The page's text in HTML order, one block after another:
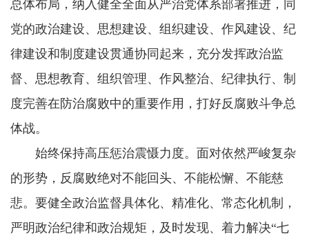
总体布局，纳入健全全面从严治党体系部署推进，同
党的政治建设、思想建设、组织建设、作风建设、纪
律建设和制度建设贯通协同起来，充分发挥政治监
督、思想教育、组织管理、作风整治、纪律执行、制
度完善在防治腐败中的重要作用，打好反腐败斗争总
体战。
始终保持高压惩治震慑力度。面对依然严峻复杂
的形势，反腐败绝对不能回头、不能松懈、不能慈
悲。要健全政治监督具体化、精准化、常态化机制，
严明政治纪律和政治规矩，及时发现、着力解决“七